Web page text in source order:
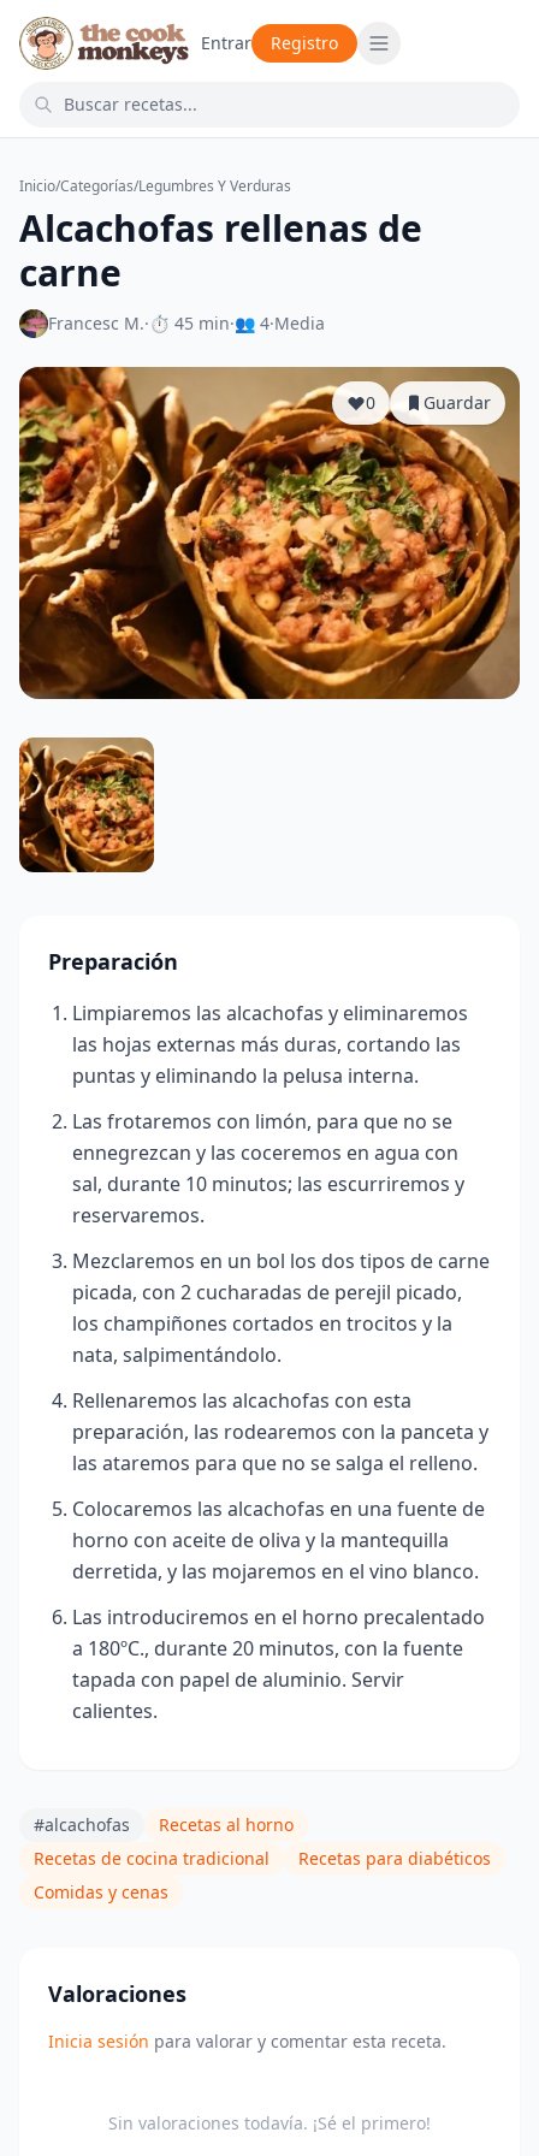
Entrar Registro
Inicio/Categorías/Legumbres Y Verduras
Alcachofas rellenas de
carne
Francesc M.·⏱ 45 min·👥 4·Media
0 Guardar
Preparación
Limpiaremos las alcachofas y eliminaremos
las hojas externas más duras, cortando las
puntas y eliminando la pelusa interna.
Las frotaremos con limón, para que no se
ennegrezcan y las coceremos en agua con
sal, durante 10 minutos; las escurriremos y
reservaremos.
Mezclaremos en un bol los dos tipos de carne
picada, con 2 cucharadas de perejil picado,
los champiñones cortados en trocitos y la
nata, salpimentándolo.
Rellenaremos las alcachofas con esta
preparación, las rodearemos con la panceta y
las ataremos para que no se salga el relleno.
Colocaremos las alcachofas en una fuente de
horno con aceite de oliva y la mantequilla
derretida, y las mojaremos en el vino blanco.
Las introduciremos en el horno precalentado
a 180ºC., durante 20 minutos, con la fuente
tapada con papel de aluminio. Servir
calientes.
#alcachofas
Recetas al horno
Recetas de cocina tradicional
Recetas para diabéticos
Comidas y cenas
Valoraciones
Inicia sesión para valorar y comentar esta receta.
Sin valoraciones todavía. ¡Sé el primero!